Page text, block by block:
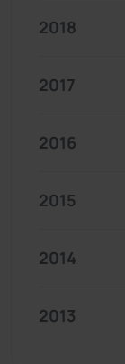
2018
2017
2016
2015
2014
2013